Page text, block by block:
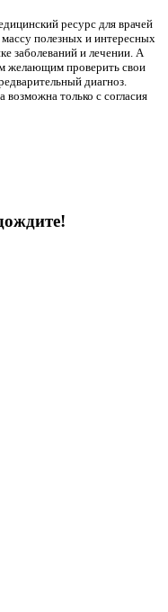
ресурс для врачей
полезных и интересных
заболеваний и лечении. А
желающим проверить свои
диагноз.
возможна только с согласия